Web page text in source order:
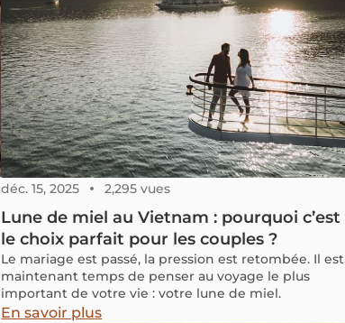
déc. 15, 2025 2,295 vues
Lune de miel au Vietnam : pourquoi c’est
le choix parfait pour les couples ?
Le mariage est passé, la pression est retombée. Il est
maintenant temps de penser au voyage le plus
important de votre vie : votre lune de miel.
En savoir plus